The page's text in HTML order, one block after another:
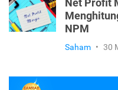
Net Profit
NPM
Saham • 30